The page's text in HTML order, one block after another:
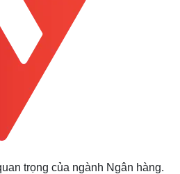
trang
Sao Việt
trọng của ngành Ngân hàng.